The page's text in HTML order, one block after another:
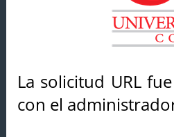
La solicitud URL
con el